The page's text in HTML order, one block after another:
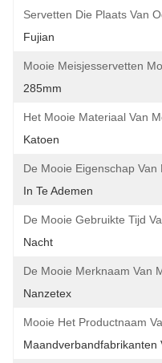
Servetten Die Plaats Van
Fujian
Mooie Meisjesservetten
285mm
Het Mooie Materiaal Van
Katoen
De Mooie Eigenschap Van
In Te Ademen
De Mooie Gebruikte Tijd
Nacht
De Mooie Merknaam Van
Nanzetex
Mooie Het Productnaam
Maandverbandfabrikanten